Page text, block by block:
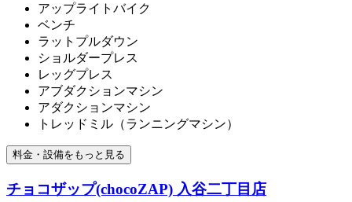
アップライトバイク
ベンチ
ラットプルダウン
ショルダープレス
レッグプレス
アブダクションマシン
アダクションマシン
トレッドミル（ランニングマシン）
料金・設備をもっと見る
チョコザップ(chocoZAP) 入谷二丁目店